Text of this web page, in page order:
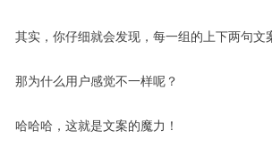
其实，你仔细就会发现，每一组的上下两句文
那为什么用户感觉不一样呢？
哈哈哈，这就是文案的魔力！